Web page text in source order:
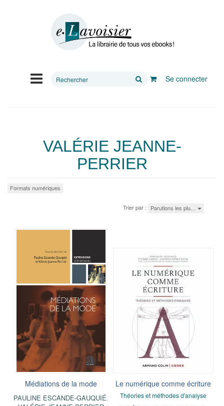
Rechercher
Se connecter
VALÉRIE JEANNE-
PERRIER
Formats numériques
Trier par : Parutions les plu…
Médiations de la mode
PAULINE ESCANDE-GAUQUIÉ,
Le numérique comme écriture
Théories et méthodes d'analyse